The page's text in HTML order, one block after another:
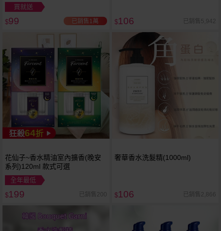
買就送
$99 已銷售1萬 $106 已銷售5,942
狂殺64折
花仙子~香水精油室內擴香(晚安
系列)120ml 款式可選
全年最低
$199 已銷售200
奢華香水洗髮精(1000ml)
$106 已銷售2,866